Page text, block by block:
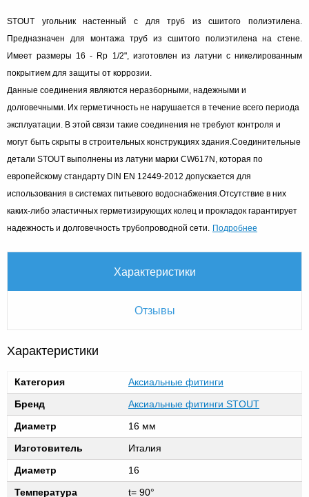
STOUT угольник настенный с для труб из сшитого полиэтилена.
Предназначен для монтажа труб из сшитого полиэтилена на стене.
Имеет размеры 16 - Rp 1/2", изготовлен из латуни с никелированным
покрытием для защиты от коррозии.
Данные соединения являются неразборными, надежными и
долговечными. Их герметичность не нарушается в течение всего периода
эксплуатации. В этой связи такие соединения не требуют контроля и
могут быть скрыты в строительных конструкциях здания. Соединительные
детали STOUT выполнены из латуни марки CW617N, которая по
европейскому стандарту DIN ЕN 12449-2012 допускается для
использования в системах питьевого водоснабжения.Отсутствие в них
каких-либо эластичных герметизирующих колец и прокладок гарантирует
надежность и долговечность трубопроводной сети.
Подробнее
Характеристики
Отзывы
Характеристики
Категория
Аксиальные фитинги
Бренд
Аксиальные фитинги STOUT
Диаметр
16 мм
Изготовитель
Италия
Диаметр
16
Температура
t= 90°